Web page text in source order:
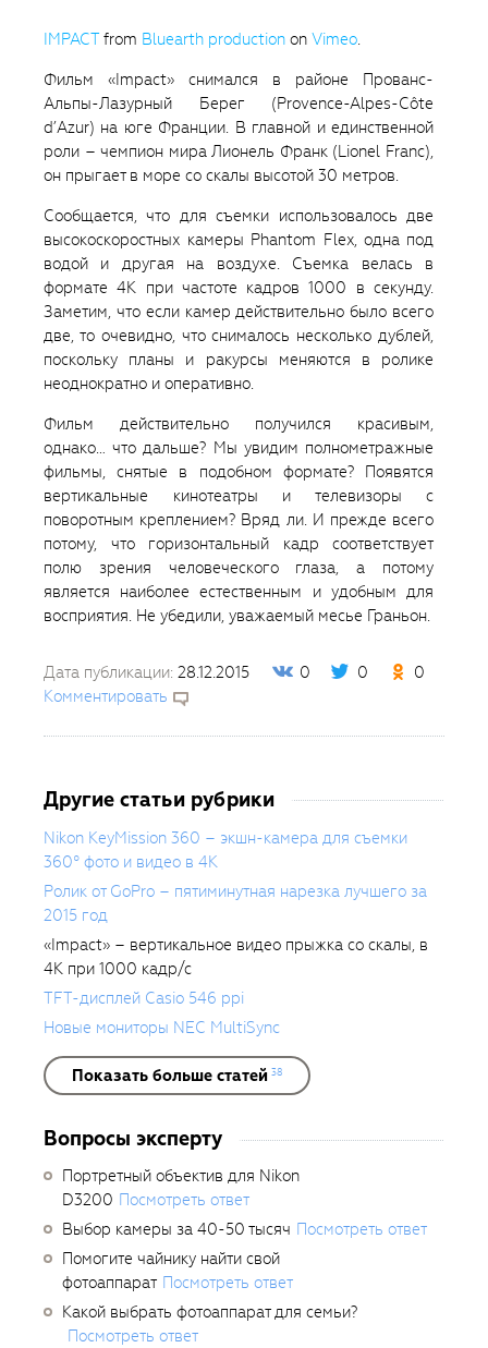
IMPACT from Bluearth production on Vimeo.
Фильм «Impact» снимался в районе Прованс-
Альпы-Лазурный Берег (Provence-Alpes-Côte
d’Azur) на юге Франции. В главной и единственной
роли – чемпион мира Лионель Франк (Lionel Franc),
он прыгает в море со скалы высотой 30 метров.
Сообщается, что для съемки использовалось две
высокоскоростных камеры Phantom Flex, одна под
водой и другая на воздухе. Съемка велась в
формате 4К при частоте кадров 1000 в секунду.
Заметим, что если камер действительно было всего
две, то очевидно, что снималось несколько дублей,
поскольку планы и ракурсы меняются в ролике
неоднократно и оперативно.
Фильм действительно получился красивым,
однако… что дальше? Мы увидим полнометражные
фильмы, снятые в подобном формате? Появятся
вертикальные кинотеатры и телевизоры с
поворотным креплением? Вряд ли. И прежде всего
потому, что горизонтальный кадр соответствует
полю зрения человеческого глаза, а потому
является наиболее естественным и удобным для
восприятия. Не убедили, уважаемый месье Граньон.
Дата публикации: 28.12.2015 0 0
0
Комментировать
Другие статьи рубрики
Nikon KeyMission 360 – экшн-камера для съемки
360° фото и видео в 4К
Ролик от GoPro – пятиминутная нарезка лучшего за
2015 год
«Impact» – вертикальное видео прыжка со скалы, в
4К при 1000 кадр/с
TFT-дисплей Casio 546 ppi
Новые мониторы NEC MultiSync
Показать больше статей 38
Вопросы эксперту
Портретный объектив для Nikon
D3200 Посмотреть ответ
Выбор камеры за 40-50 тысяч Посмотреть ответ
Помогите чайнику найти свой
фотоаппарат Посмотреть ответ
Какой выбрать фотоаппарат для семьи?
Посмотреть ответ